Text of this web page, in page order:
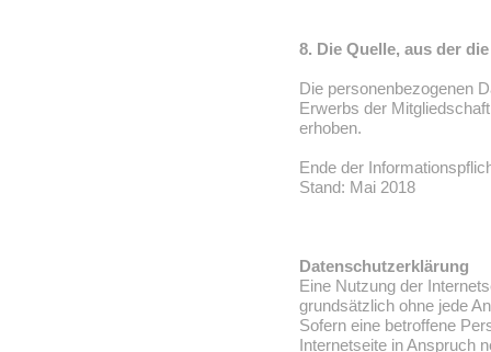
8. Die Quelle, aus der
Die personenbezogenen
Erwerbs der Mitgliedschaft
erhoben.
Ende der
Stand: Mai 2018
Datenschutzerklärung
Eine Nutzung der
grundsätzlich ohne jede
Sofern eine betroffene
Internetseite in Anspruch